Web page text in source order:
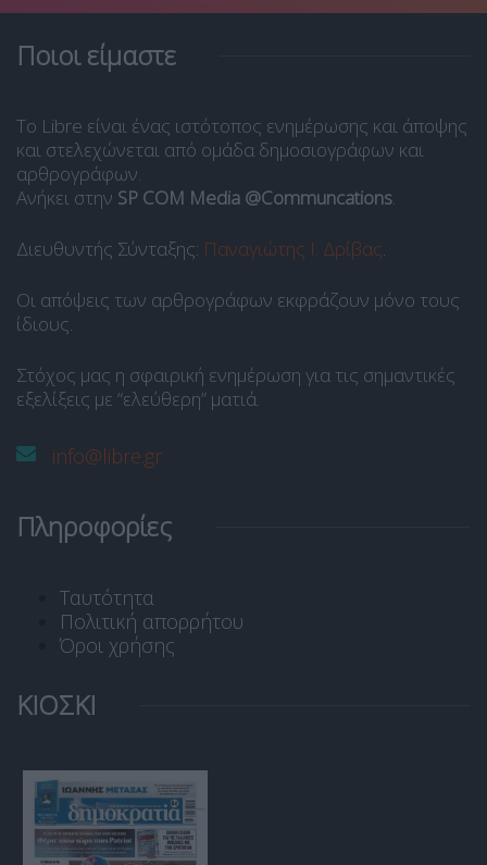
Ποιοι είμαστε
Το Libre είναι ένας ιστότοπος ενημέρωσης και άποψης
και στελεχώνεται από ομάδα δημοσιογράφων και
αρθρογράφων.
Ανήκει στην SP COM Media @Communcations.
Διευθυντής Σύνταξης: Παναγιώτης Ι. Δρίβας.
Οι απόψεις των αρθρογράφων εκφράζουν μόνο τους
ίδιους.
Στόχος μας η σφαιρική ενημέρωση για τις σημαντικές
εξελίξεις με “ελεύθερη” ματιά.
info@libre.gr
Πληροφορίες
Ταυτότητα
Πολιτική απορρήτου
Όροι χρήσης
ΚΙΟΣΚΙ